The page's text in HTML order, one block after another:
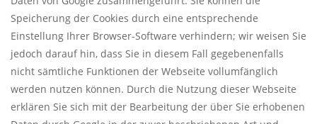
Speicherung der Cookies durch eine entsprechende
Einstellung Ihrer Browser-Software verhindern; wir weisen Sie
jedoch darauf hin, dass Sie in diesem Fall gegebenenfalls
nicht sämtliche Funktionen der Webseite vollumfänglich
werden nutzen können. Durch die Nutzung dieser Webseite
erklären Sie sich mit der Bearbeitung der über Sie erhobenen